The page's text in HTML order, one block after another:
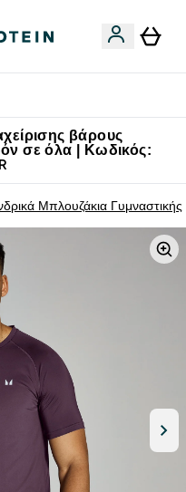
βάρους
σε όλα | Κωδικός:
Μπλουζάκια Γυμναστικής